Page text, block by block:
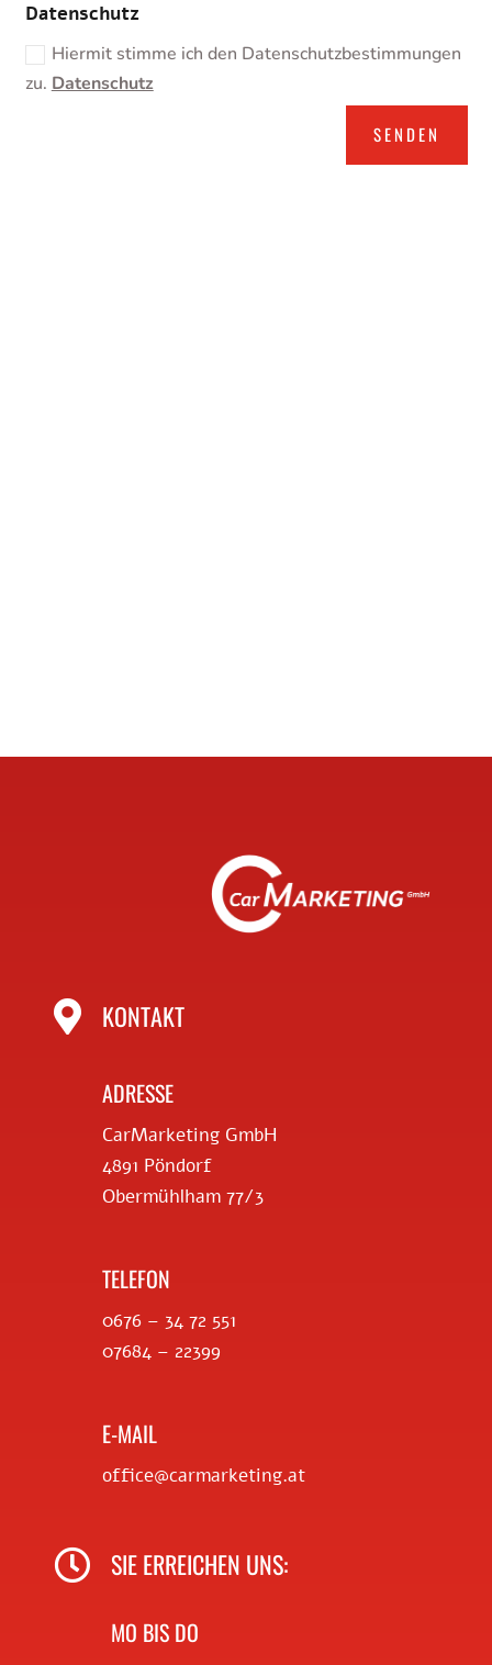
Datenschutz
Hiermit stimme ich den Datenschutzbestimmungen
zu. Datenschutz
SENDEN
 KONTAKT
ADRESSE
CarMarketing GmbH
4891 Pöndorf
Obermühlham 77/3
TELEFON
0676 – 34 72 551
07684 – 22399
E-MAIL
office@carmarketing.at
 SIE ERREICHEN UNS:
MO BIS DO